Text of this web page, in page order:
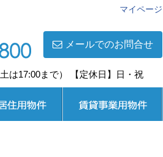
マイページ
メールでのお問合せ
は17:00まで） 【定休日】日・祝